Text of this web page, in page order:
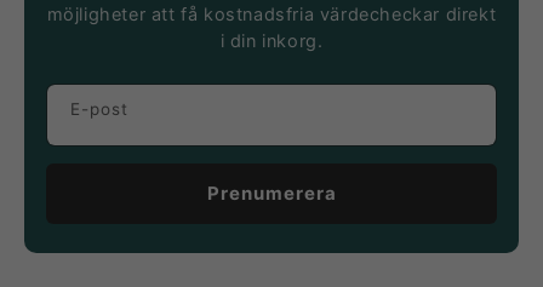
möjligheter att få kostnadsfria värdecheckar direkt
i din inkorg.
E-post
Prenumerera